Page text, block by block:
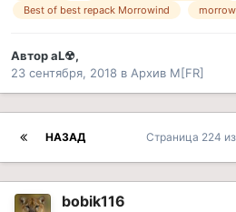
Best of best repack Morrowind
АвторaL☢,
23 сентября, 2018 в Архив M[FR]
НАЗАД Страница 224
bobik116